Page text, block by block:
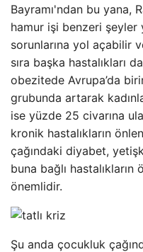
Bayramı'ndan bu yana,
hamur işi benzeri
sorunlarına yol açabilir
sıra başka hastalıkları
obezitede Avrupa’da
grubunda artarak
ise yüzde 25 civarına
kronik hastalıkların
çağındaki diyabet,
buna bağlı
önemlidir.
Şu anda çocukluk